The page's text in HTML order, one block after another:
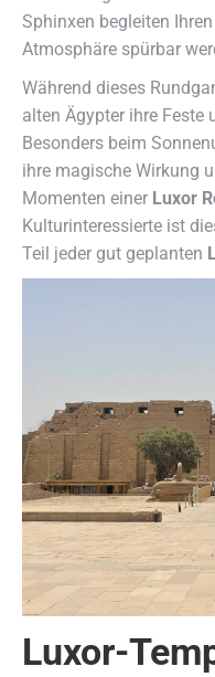
Sphinxen begleiten
Atmosphäre spürbar
Während dieses
alten Ägypter ihre Feste
Besonders beim
ihre magische Wirkung
Momenten einer Luxor
Kulturinteressierte ist
Teil jeder gut geplanten
Luxor-